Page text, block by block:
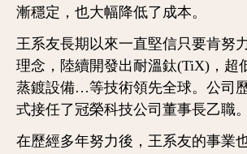
漸穩定，也大幅降低了成本。
王系友長期以來一直堅信只要肯努
理念，陸續開發出耐溫鈦(TiX)，超
蒸鍍設備…等技術領先全球。公司
式接任了冠榮科技公司董事長乙職。
在歷經多年努力後，王系友的事業